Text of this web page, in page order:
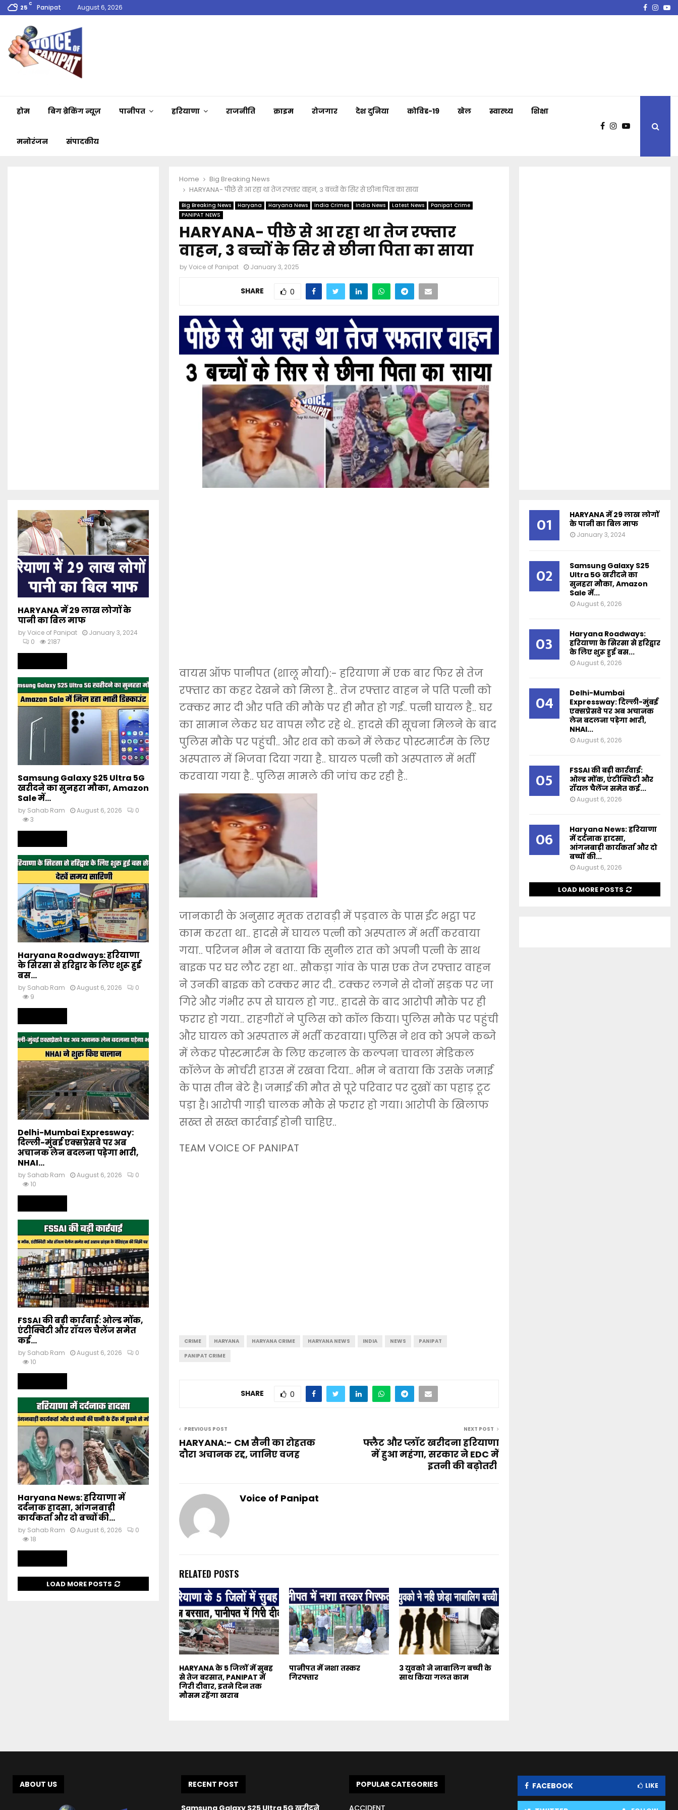
25 C Panipat August 6, 2026
होम बिग ब्रेकिंग न्यूज़ पानीपत हरियाणा राजनीति क्राइम रोजगार देश दुनिया कोविड-19 खेल स्वास्थ्य शिक्षा
मनोरंजन संपादकीय
Home
Big Breaking News
HARYANA- पीछे से आ रहा था तेज रफ्तार वाहन, 3 बच्चों के सिर से छीना पिता का साया
Big Breaking News Haryana Haryana News India Crimes India News Latest News
Panipat Crime
PANIPAT NEWS
HARYANA- पीछे से आ रहा था तेज रफ्तार
वाहन, 3 बच्चों के सिर से छीना पिता का साया
byVoice of Panipat January 3, 2025
SHARE 0
वायस ऑफ पानीपत (शालू मौर्या):- हरियाणा में एक बार फिर से तेज
रफ्तार का कहर देखने को मिला है.. तेज रफ्तार वाहन ने पति पत्नी को
टक्कर मार दी और पति की मौके पर ही मौत हो गई.. पत्नी घायल है.. घर
का सामान लेकर घर वापस लौट रहे थे.. हादसे की सूचना मिलने के बाद
पुलिस मौके पर पहुंची.. और शव को कब्जे में लेकर पोस्टमार्टम के लिए
अस्पताल में भिजवा दिया गया है.. घायल पत्नी को अस्पताल में भर्ती
करवाया गया है.. पुलिस मामले की जांच कर रही है..
जानकारी के अनुसार मृतक तरावड़ी में पड़वाल के पास ईट भट्ठा पर
काम करता था.. हादसे में घायल पत्नी को अस्पताल में भर्ती करवाया
गया.. परिजन भीम ने बताया कि सुनील रात को अपनी पत्नी के साथ
बाइक पर घर लौट रहा था.. सौकड़ा गांव के पास एक तेज रफ्तार वाहन
ने उनकी बाइक को टक्कर मार दी.. टक्कर लगने से दोनों सड़क पर जा
गिरे और गंभीर रूप से घायल हो गए.. हादसे के बाद आरोपी मौके पर ही
फरार हो गया.. राहगीरों ने पुलिस को कॉल किया। पुलिस मौके पर पहुंची
और घायल को अस्पताल में भर्ती करवाया। पुलिस ने शव को अपने कब्जे
में लेकर पोस्टमार्टम के लिए करनाल के कल्पना चावला मेडिकल
कॉलेज के मोर्चरी हाउस में रखवा दिया.. भीम ने बताया कि उसके जमाई
के पास तीन बेटे है। जमाई की मौत से पूरे परिवार पर दुखों का पहाड़ टूट
पड़ा है। आरोपी गाड़ी चालक मौके से फरार हो गया। आरोपी के खिलाफ
सख्त से सख्त कार्रवाई होनी चाहिए..
TEAM VOICE OF PANIPAT
CRIME HARYANA HARYANA CRIME HARYANA NEWS INDIA NEWS
PANIPAT
PANIPAT CRIME
SHARE 0
PREVIOUS POST
HARYANA:- CM सैनी का रोहतक
दौरा अचानक रद्द, जानिए वजह
NEXT POST
फ्लैट और प्लॉट खरीदना हरियाणा
में हुआ महंगा, सरकार ने EDC में
इतनी की बढ़ोतरी
Voice of Panipat
RELATED POSTS
HARYANA के 5 जिलों में सुबह
से तेज बरसात, PANIPAT में
गिरी दीवार, इतने दिन तक
मौसम रहेंगा खराब
पानीपत में नशा तस्कर
गिरफ्तार
3 युवको ने नाबालिग बच्ची के
साथ किया गलत काम
HARYANA में 29 लाख लोगों के
पानी का बिल माफ
byVoice of Panipat
January 3, 2024
0
2187
Samsung Galaxy S25 Ultra 5G
खरीदने का सुनहरा मौका, Amazon
Sale में...
by Sahab Ram August 6, 2026
0
3
Haryana Roadways: हरियाणा
के सिरसा से हरिद्वार के लिए शुरू हुई
बस...
by Sahab Ram August 6, 2026
0
9
Delhi-Mumbai Expressway:
दिल्ली-मुंबई एक्सप्रेसवे पर अब
अचानक लेन बदलना पड़ेगा भारी,
NHAI...
by Sahab Ram August 6, 2026
0
10
FSSAI की बड़ी कार्रवाई: ओल्ड मोंक,
एंटीक्विटी और रॉयल चैलेंज समेत
कई...
by Sahab Ram August 6, 2026
0
10
Haryana News: हरियाणा में
दर्दनाक हादसा, आंगनबाड़ी
कार्यकर्ता और दो बच्चों की...
by Sahab Ram August 6, 2026
0
18
LOAD MORE POSTS
01
HARYANA में 29 लाख लोगों
के पानी का बिल माफ
January 3, 2024
02
Samsung Galaxy S25
Ultra 5G खरीदने का
सुनहरा मौका, Amazon
Sale में...
August 6, 2026
03
Haryana Roadways:
हरियाणा के सिरसा से हरिद्वार
के लिए शुरू हुई बस...
August 6, 2026
04
Delhi-Mumbai
Expressway: दिल्ली-मुंबई
एक्सप्रेसवे पर अब अचानक
लेन बदलना पड़ेगा भारी,
NHAI...
August 6, 2026
05
FSSAI की बड़ी कार्रवाई:
ओल्ड मोंक, एंटीक्विटी और
रॉयल चैलेंज समेत कई...
August 6, 2026
06
Haryana News: हरियाणा
में दर्दनाक हादसा,
आंगनबाड़ी कार्यकर्ता और दो
बच्चों की...
August 6, 2026
LOAD MORE POSTS
ABOUT US RECENT POST
Samsung Galaxy S25 Ultra 5G खरीदने
POPULAR CATEGORIES
ACCIDENT
FACEBOOK LIKE